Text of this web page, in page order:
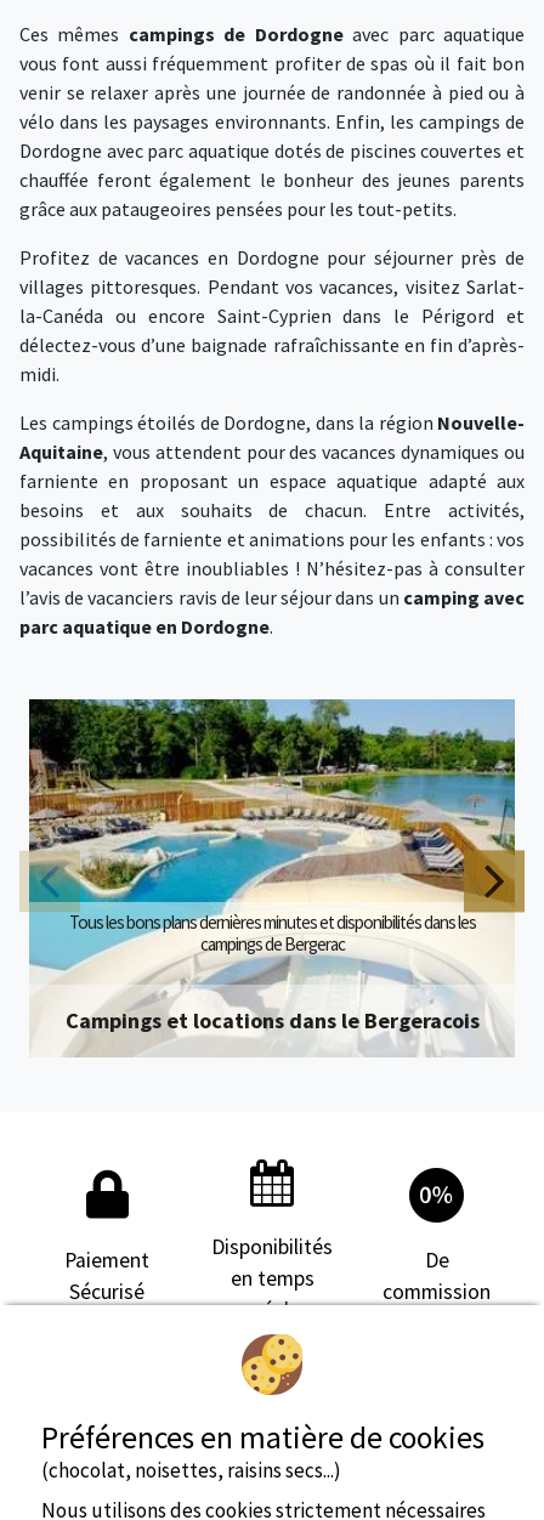
Ces mêmes campings de Dordogneavec parc aquatique
vous font aussi fréquemment profiter de spas où il fait bon
venir se relaxer après une journée de randonnée à pied ou à
vélo dans les paysages environnants. Enfin, les campings de
Dordogne avec parc aquatique dotés de piscines couvertes et
chauffée feront également le bonheur des jeunes parents
grâce aux pataugeoires pensées pour les tout-petits.
Profitez de vacances en Dordogne pour séjourner près de
villages pittoresques. Pendant vos vacances, visitez Sarlat-
la-Canéda ou encore Saint-Cyprien dans le Périgord et
délectez-vous d’une baignade rafraîchissante en fin d’après-
midi.
Les campings étoilés de Dordogne, dans la région Nouvelle-
Aquitaine, vous attendent pour des vacances dynamiques ou
farniente en proposant un espace aquatique adapté aux
besoins et aux souhaits de chacun. Entre activités,
possibilités de farniente et animations pour les enfants : vos
vacances vont être inoubliables ! N’hésitez-pas à consulter
l’avis de vacanciers ravis de leur séjour dans un camping avec
parc aquatique en Dordogne.
Campings et locations dans le Bergeracois
Tous les bons plans dernières minutes et disponibilités dans les
campings de Bergerac
Paiement
Sécurisé
Disponibilités
en temps
réel
De
commission
Préférences en matière de cookies
(chocolat, noisettes, raisins secs...)
Nous utilisons des cookies strictement nécessaires